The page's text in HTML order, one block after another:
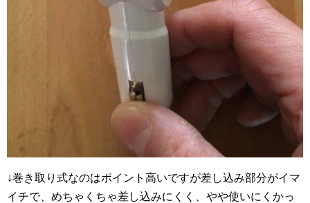
↓巻き取り式なのはポイント高いですが差し込み部分がイマ
イチで、めちゃくちゃ差し込みにくく、やや使いにくかっ